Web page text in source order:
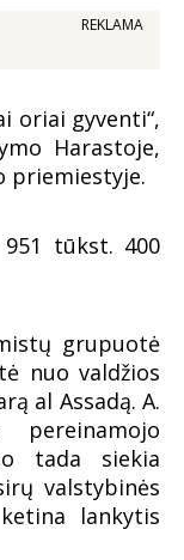
REKLAMA
oriai gyventi“,
Harastoje,
priemiestyje.
tūkst. 400
grupuotė
nuo valdžios
al Assadą. A.
tada siekia
valstybinės
lankytis